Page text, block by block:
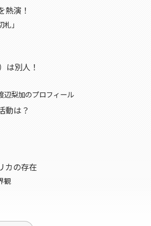
熱演！
」
は別人！
辺梨加のプロフィール
動は？
カの存在
観